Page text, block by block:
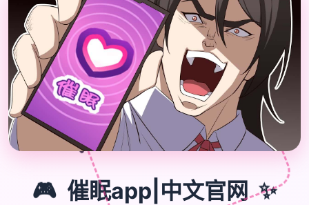
🎮
🎮 催眠app|中文官网 ✨